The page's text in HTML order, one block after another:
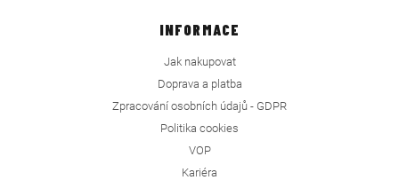
INFORMACE
Jak nakupovat
Doprava a platba
Zpracování osobních údajů - GDPR
Politika cookies
VOP
Kariéra